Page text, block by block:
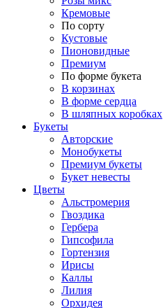
Кремовые
По сорту
Кустовые
Пионовидные
Премиум
По форме букета
В корзинах
В форме сердца
В шляпных коробках
Букеты
Авторские
Монобукеты
Премиум букеты
Букет невесты
Цветы
Альстромерия
Гвоздика
Гербера
Гипсофила
Гортензия
Ирисы
Каллы
Лилия
Орхидея